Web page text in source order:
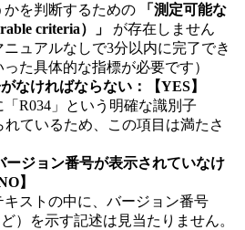
かを判断するための
「測定可能な
criteria）」
が存在しません
ニュアルなしで3分以内に完了でき
た具体的な指標が必要です）
なければならない：【YES】
R034」という明確な識別子
れているため、この項目は満たさ
ジョン番号が表示されていなけ
】
キストの中に、バージョン番号
ど）を示す記述は見当たりません。